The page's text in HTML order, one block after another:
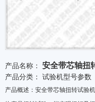
产品名称： 安全带芯轴扭
产品分类： 试验机型号参数
产品概述：安全带芯轴扭转试验